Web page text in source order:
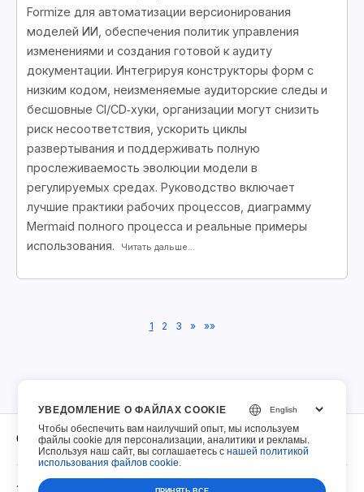
Formize для автоматизации версионирования
моделей ИИ, обеспечения политик управления
изменениями и создания готовой к аудиту
документации. Интегрируя конструкторы форм с
низким кодом, неизменяемые аудиторские следы и
бесшовные CI/CD‑хуки, организации могут снизить
риск несоответствия, ускорить циклы
развертывания и поддерживать полную
прослеживаемость эволюции модели в
регулируемых средах. Руководство включает
лучшие практики рабочих процессов, диаграмму
Mermaid полного процесса и реальные примеры
использования.
Читать дальше...
1 2 3 » »»
О нас
О нас
УВЕДОМЛЕНИЕ О ФАЙЛАХ COOKIE
Чтобы обеспечить вам наилучший опыт, мы используем
файлы cookie для персонализации, аналитики и рекламы.
Используя наш сайт, вы соглашаетесь снашей политикой
использования файлов cookie.